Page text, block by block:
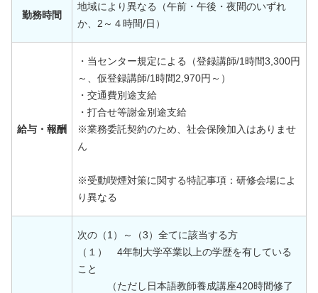
勤務時間
地域により異なる（午前・午後・夜間のいずれ
か、2～４時間/日）
給与・報酬
・当センター規定による（登録講師/1時間3,300円
～、仮登録講師/1時間2,970円～）
・交通費別途支給
・打合せ等謝金別途支給
※業務委託契約のため、社会保険加入はありませ
ん
※受動喫煙対策に関する特記事項：研修会場によ
り異なる
次の（1）～（3）全てに該当する方
（１） 4年制大学卒業以上の学歴を有している
こと
（ただし日本語教師養成講座420時間修了